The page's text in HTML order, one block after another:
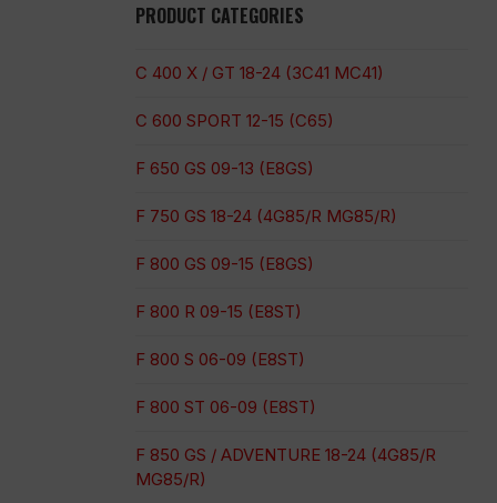
PRODUCT CATEGORIES
C 400 X / GT 18-24 (3C41 MC41)
C 600 SPORT 12-15 (C65)
F 650 GS 09-13 (E8GS)
F 750 GS 18-24 (4G85/R MG85/R)
F 800 GS 09-15 (E8GS)
F 800 R 09-15 (E8ST)
F 800 S 06-09 (E8ST)
F 800 ST 06-09 (E8ST)
F 850 GS / ADVENTURE 18-24 (4G85/R
MG85/R)